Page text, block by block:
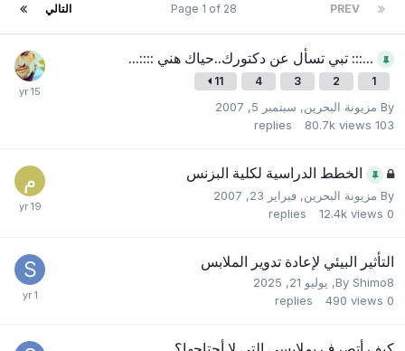
PREV التالي Page 1 of 28
...::: تبي تسأل عن دكتورك..حياك هني ::::...
1
2
3
4
11
By مزيونة البحرين, سبتمبر 5, 2007
103
replies 80.7k views
الخطط الدراسية لكلية البزنس
By مزيونة البحرين, فبراير 23, 2007
0
replies 12.4k views
التأثير البيئي لإعادة تدوير الملابس
By Shimo8
, يوليو 21, 2025
0
replies 490 views